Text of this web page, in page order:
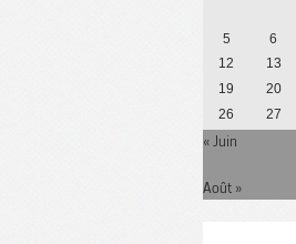
5
6
12
13
19
20
26
27
« Juin
Août »